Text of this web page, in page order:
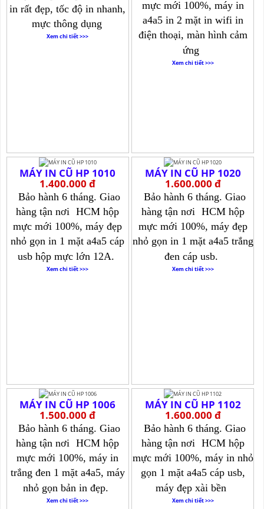
in rất đẹp, tốc độ in nhanh,
mực thông dụng
Xem chi tiết >>>
mực mới 100%, máy in
a4a5 in 2 mặt in wifi in
điện thoại, màn hình cảm
ứng
Xem chi tiết >>>
MÁY IN CŨ HP 1010
1.400.000 đ
Bảo hành 6 tháng. Giao
hàng tận nơi
HCM hộp
mực mới 100%, máy đẹp
nhỏ gọn in 1 mặt a4a5 cáp
usb hộp mực lớn 12A.
Xem chi tiết >>>
MÁY IN CŨ HP 1020
1.600.000 đ
Bảo hành 6 tháng. Giao
hàng tận nơi HCM hộp
mực mới 100%, máy đẹp
nhỏ gọn in 1 mặt a4a5 trắng
đen cáp usb.
Xem chi tiết >>>
MÁY IN CŨ HP 1006
1.500.000 đ
Bảo hành 6 tháng. Giao
hàng tận nơi
HCM hộp
mực mới 100%, máy in
trắng đen 1 mặt a4a5, máy
nhỏ gọn bản in đẹp.
Xem chi tiết >>>
MÁY IN CŨ HP 1102
1.600.000 đ
Bảo hành 6 tháng. Giao
hàng tận nơi HCM hộp
mực mới 100%, máy in nhỏ
gọn 1 mặt a4a5 cáp usb,
máy đẹp xài bền
Xem chi tiết >>>